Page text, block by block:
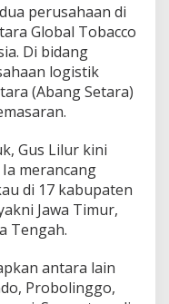
perusahaan di
Global Tobacco
Di bidang
logistik
(Abang Setara)
Gus Lilur kini
merancang
di 17 kabupaten
Jawa Timur,
Tengah.
antara lain
Probolinggo,